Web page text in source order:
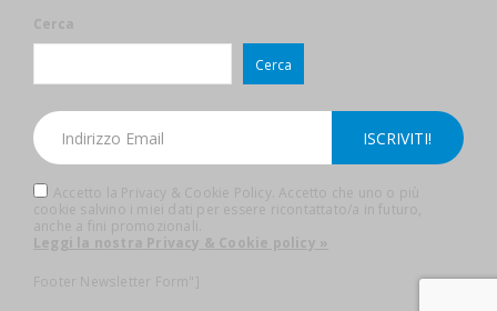
Cerca
Cerca
Accetto la Privacy & Cookie Policy. Accetto che uno o più
cookie salvino i miei dati per essere ricontattato/a in futuro,
anche a fini promozionali.
Leggi la nostra Privacy & Cookie policy »
Footer Newsletter Form"]